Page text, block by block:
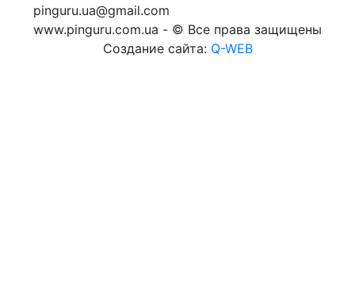
pinguru.ua@gmail.com
www.pinguru.com.ua - © Все права защищены
Создание сайта: Q-WEB